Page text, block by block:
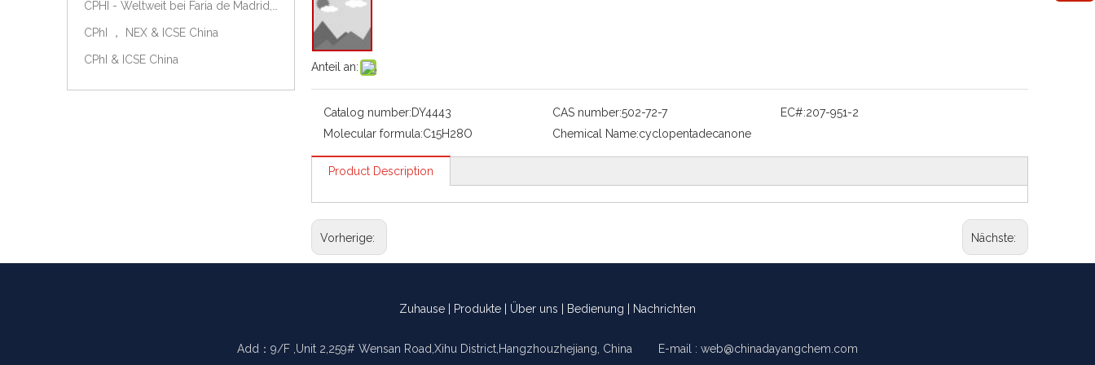
CPhI ， NEX & ICSE China
CPhI & ICSE China
Anteil an:
Catalog number:DY4443 CAS number:502-72-7 EC#:207-951-2
Molecular formula:C15H28O Chemical Name:cyclopentadecanone
Product Description
Vorherige: Nächste:
Zuhause Produkte Über uns Bedienung Nachrichten
Add：9/F ,Unit 2,259# Wensan Road,Xihu District,Hangzhouzhejiang, China E-mail : web@chinadayangchem.com